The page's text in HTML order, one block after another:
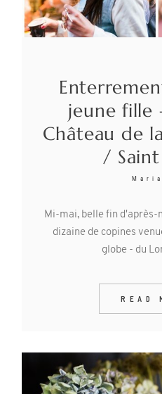
jeune fille
Château de
/
Mi-mai, belle fin d'après-
dizaine de copines
globe - du
READ